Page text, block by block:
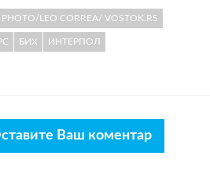
LEO CORREA/ VOSTOK.RS
БИХ ИНТЕРПОЛ
Ваш коментар